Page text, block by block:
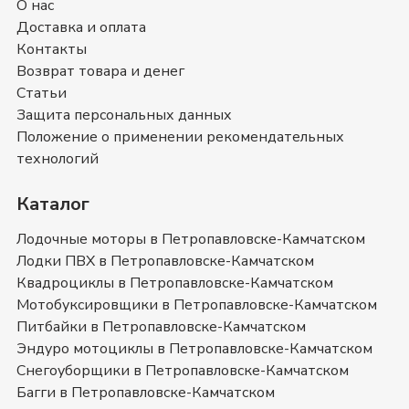
Мотоциклы GR
На сайте нашего интернет магазина мы постарались
собрать самые полные описания и технические
характеристики на
можете ознакомиться с отзывами покупателей на
Мотоциклы GRи оставить свой отзыв.
Мотоциклы GR
- магазин в
Позвоните нам по телефону магазина в
Петропавловске-Камчатском
8 (415) 221-77-60
8 (800) 351-17-74. Мы с удовольствием ответим на
все интересующие вопросы о покупке товаров в
категорииМотоциклы GR. Быстрая доставка в
Петропавловске-Камчатском, Камчатский крайи в
любой город России.
Купить мотоцикл GR в Петропавловске-Камчатском
Сейчас представлен огромный ассортимент мототехники на
рынке. Какоймотоцикл ГРвыбрать? Ведь они разнятся по
О нас
Доставка и оплата
Контакты
Возврат товара и денег
Статьи
Защита персональных данных
Положение о применении рекомендательных
технологий
Каталог
Лодочные моторы в Петропавловске-Камчатском
Лодки ПВХ в Петропавловске-Камчатском
Квадроциклы в Петропавловске-Камчатском
Мотобуксировщики в Петропавловске-Камчатском
Питбайки в Петропавловске-Камчатском
Эндуро мотоциклы в Петропавловске-Камчатском
Снегоуборщики в Петропавловске-Камчатском
Багги в Петропавловске-Камчатском